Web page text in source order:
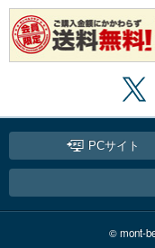
PCサイト
© mont-